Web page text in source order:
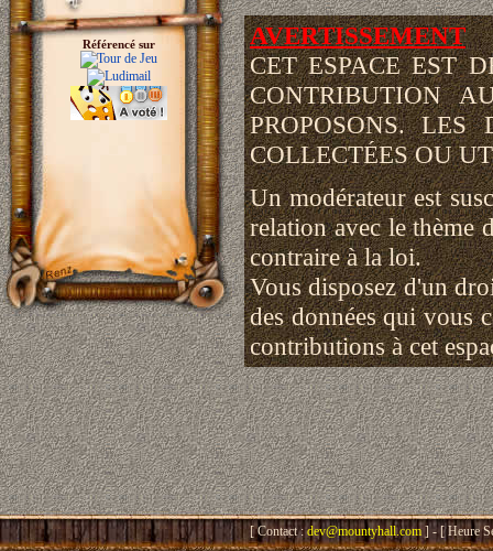
Référencé sur
AVERTISSEMENT
CET ESPACE EST
CONTRIBUTION
PROPOSONS.
COLLECTÉES OU
Un modérateur est
relation avec le thème
contraire à la loi.
Vous disposez d'un
des données qui vous
contributions à cet
[ Contact : dev@mountyhall.com ] - [ Heure